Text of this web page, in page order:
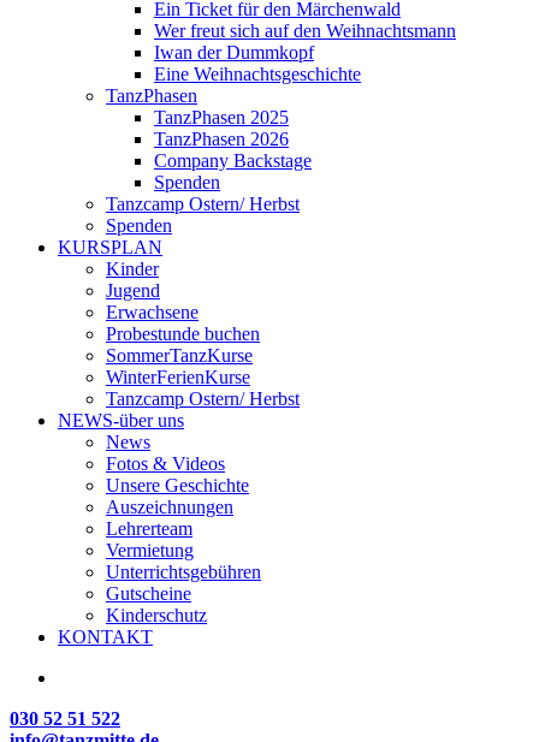
Ein Ticket für den Märchenwald
Wer freut sich auf den Weihnachtsmann
Iwan der Dummkopf
Eine Weihnachtsgeschichte
TanzPhasen
TanzPhasen 2025
TanzPhasen 2026
Company Backstage
Spenden
Tanzcamp Ostern/ Herbst
Spenden
KURSPLAN
Kinder
Jugend
Erwachsene
Probestunde buchen
SommerTanzKurse
WinterFerienKurse
Tanzcamp Ostern/ Herbst
NEWS-über uns
News
Fotos & Videos
Unsere Geschichte
Auszeichnungen
Lehrerteam
Vermietung
Unterrichtsgebühren
Gutscheine
Kinderschutz
KONTAKT
030 52 51 522